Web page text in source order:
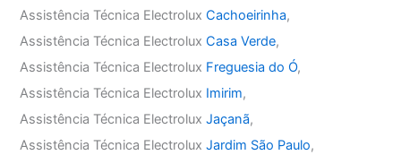
Assistência Técnica ElectroluxCachoeirinha,
Assistência Técnica ElectroluxCasa Verde,
Assistência Técnica Electrolux Freguesia do Ó,
Assistência Técnica Electrolux Imirim,
Assistência Técnica ElectroluxJaçanã,
Assistência Técnica ElectroluxJardim São Paulo,